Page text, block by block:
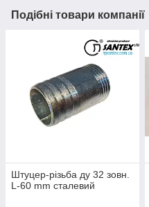
Подібні товари компанії
Штуцер-різьба ду 32 зовн.
L-60 mm сталевий